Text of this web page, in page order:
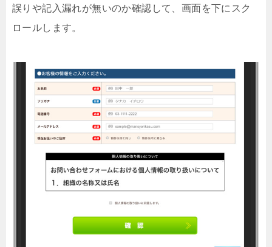
誤りや記入漏れが無いのか確認して、画面を下にスク
ロールします。